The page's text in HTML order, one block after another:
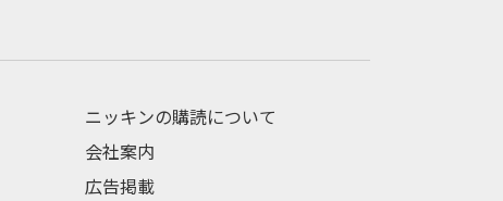
ニッキンの購読について
会社案内
広告掲載